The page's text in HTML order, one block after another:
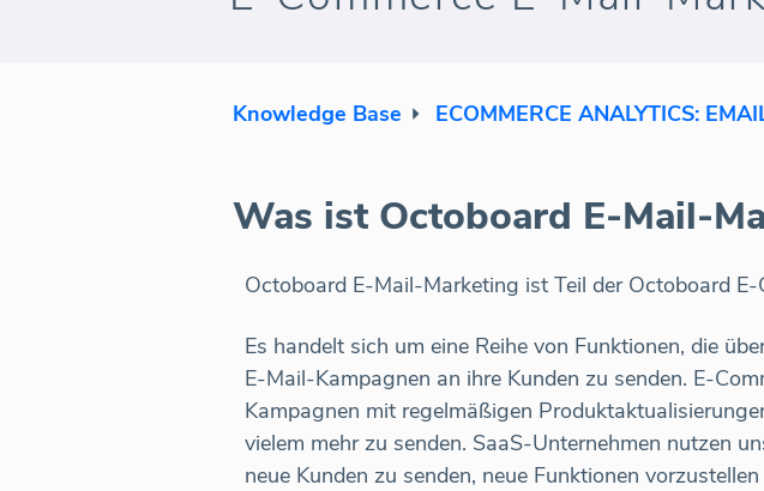
Knowledge Base ECOMMERCE ANALYTICS:
Was ist Octoboard E-Mail-
Octoboard E-Mail-Marketing ist Teil der Octoboard
Es handelt sich um eine Reihe von Funktionen, die
E-Mail-Kampagnen an ihre Kunden zu senden. E-
Kampagnen mit regelmäßigen
vielem mehr zu senden. SaaS-Unternehmen nutzen
neue Kunden zu senden, neue Funktionen